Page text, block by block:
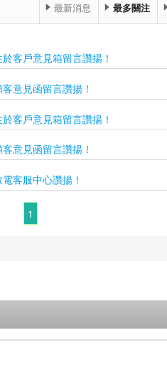
最新消息 最多關注
客戶意見箱留言讚揚！
意見函留言讚揚！
客戶意見箱留言讚揚！
意見函留言讚揚！
客服中心讚揚！
1